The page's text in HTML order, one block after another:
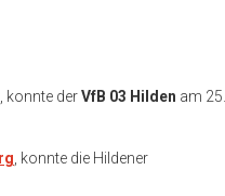
konnte derVfB 03 Hilden am 25.
, konnte die Hildener